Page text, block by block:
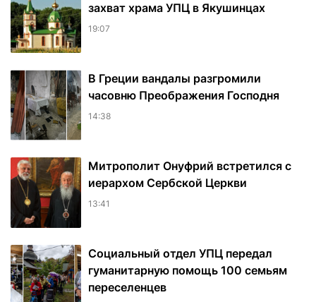
захват храма УПЦ в Якушинцах
19:07
В Греции вандалы разгромили
часовню Преображения Господня
14:38
Митрополит Онуфрий встретился с
иерархом Сербской Церкви
13:41
Социальный отдел УПЦ передал
гуманитарную помощь 100 семьям
переселенцев